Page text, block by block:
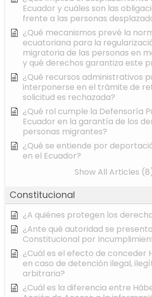
Ecuador y cuáles son las
frente a las personas
¿Qué mecanismos prevé la
ecuatoriana para la
migratoria de las personas en
y qué derechos garantiza este
¿Qué recursos administrativos
interponerse en el trámite de
solicitud es rechazada?
¿Qué rol cumple la Defensoría
Ecuador en la garantía de los
personas migrantes?
¿Qué se entiende por
en el Ecuador?
Show All Articles
Constitucional
¿A quiénes protegen los
¿Ante qué autoridad se
Constitucional por
¿Cuál es el efecto de conceder
en caso de detención ilegal,
arbitraria?
¿Cuál es la diferencia entre